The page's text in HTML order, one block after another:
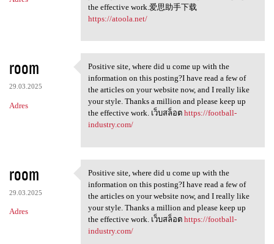
the effective work.爱思助手下载
https://atoola.net/
room
29.03.2025
Adres
Positive site, where did u
Positive site, where did u come up with the
information on this posting?I have read a few of
the articles on your website now, and I really like
your style. Thanks a million and please keep up
the effective work. เว็บสล็อต https://football-
industry.com/
room
29.03.2025
Adres
Positive site, where did u
Positive site, where did u come up with the
information on this posting?I have read a few of
the articles on your website now, and I really like
your style. Thanks a million and please keep up
the effective work. เว็บสล็อต https://football-
industry.com/